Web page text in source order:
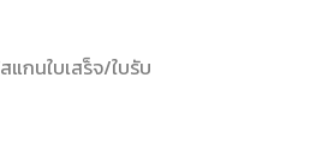
กนใบเสร็จ/ใบรับ